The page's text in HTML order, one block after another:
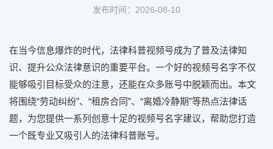
发布时间：2026-08-10
在当今信息爆炸的时代，法律科普视频号成为了普及法律知
识、提升公众法律意识的重要平台。一个好的视频号名字不仅
能够吸引目标受众的注意，还能在众多账号中脱颖而出。本文
将围绕“劳动纠纷”、“租房合同”、“离婚冷静期”等热点法律话
题，为您提供一系列创意十足的视频号名字建议，帮助您打造
一个既专业又吸引人的法律科普账号。